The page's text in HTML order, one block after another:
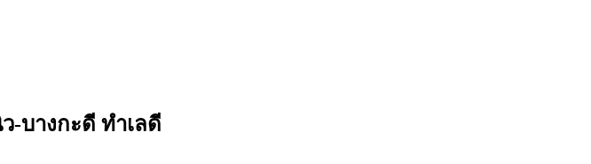
-บางกะดี ทำเลดี